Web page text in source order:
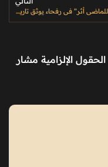
متحف “للماضي أثر” في رفحاء يوثق تاريخ الحضارات بأكثر من 3 آلاف عملة نادرة
الحقول الإلزامية مشار